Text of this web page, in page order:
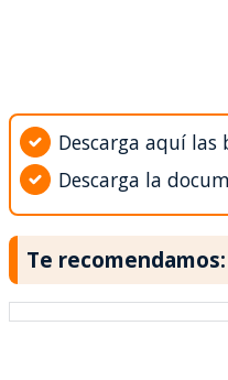
Descarga aquí las
Descarga la
Te recomendamos: